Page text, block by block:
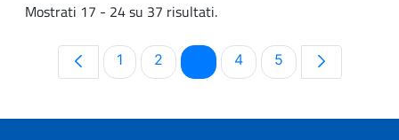
Mostrati 17 - 24 su 37 risultati.
Pagina
1 Pagina
2 PaginaPagina
4 Pagina
5